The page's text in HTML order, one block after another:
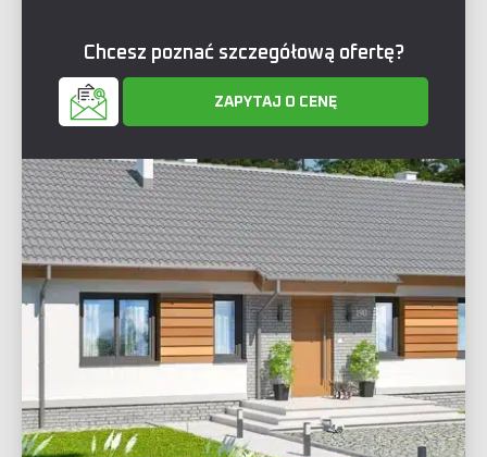
Chcesz poznać szczegółową ofertę?
ZAPYTAJ O CENĘ